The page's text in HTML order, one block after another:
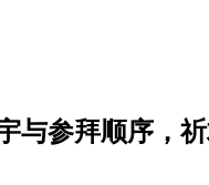
与参拜顺序，